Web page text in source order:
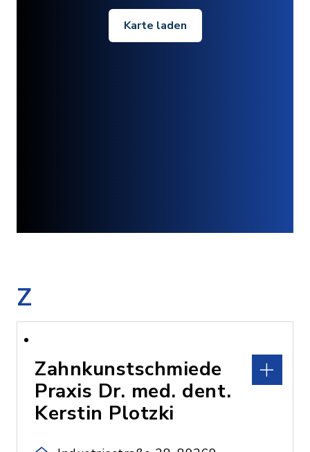
Karte laden
Z
Zahnkunstschmiede
Praxis Dr. med. dent.
Kerstin Plotzki